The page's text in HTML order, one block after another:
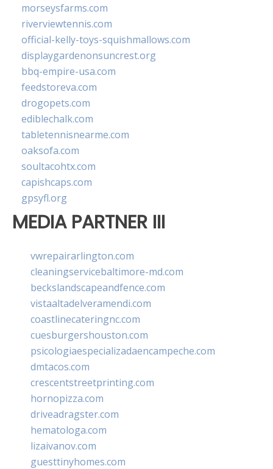
morseysfarms.com
riverviewtennis.com
official-kelly-toys-squishmallows.com
displaygardenonsuncrest.org
bbq-empire-usa.com
feedstoreva.com
drogopets.com
ediblechalk.com
tabletennisnearme.com
oaksofa.com
soultacohtx.com
capishcaps.com
gpsyfl.org
MEDIA PARTNER III
vwrepairarlington.com
cleaningservicebaltimore-md.com
beckslandscapeandfence.com
vistaaltadelveramendi.com
coastlinecateringnc.com
cuesburgershouston.com
psicologiaespecializadaencampeche.com
dmtacos.com
crescentstreetprinting.com
hornopizza.com
driveadragster.com
hematologa.com
lizaivanov.com
guesttinyhomes.com